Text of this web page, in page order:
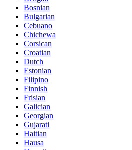
Bosnian
Bulgarian
Cebuano
Chichewa
Corsican
Croatian
Dutch
Estonian
Filipino
Finnish
Frisian
Galician
Georgian
Gujarati
Haitian
Hausa